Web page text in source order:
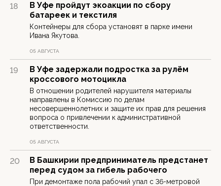
18
В Уфе пройдут экоакции по сбору
батареек и текстиля
Контейнеры для сбора установят в парке имени
Ивана Якутова.
05 АВГУСТА
19
В Уфе задержали подростка за рулём
кроссового мотоцикла
В отношении родителей нарушителя материалы
направлены в Комиссию по делам
несовершеннолетних и защите их прав для решения
вопроса о привлечении к административной
ответственности.
05 АВГУСТА
20
В Башкирии предприниматель предстанет
перед судом за гибель рабочего
При демонтаже пола рабочий упал с 36-метровой